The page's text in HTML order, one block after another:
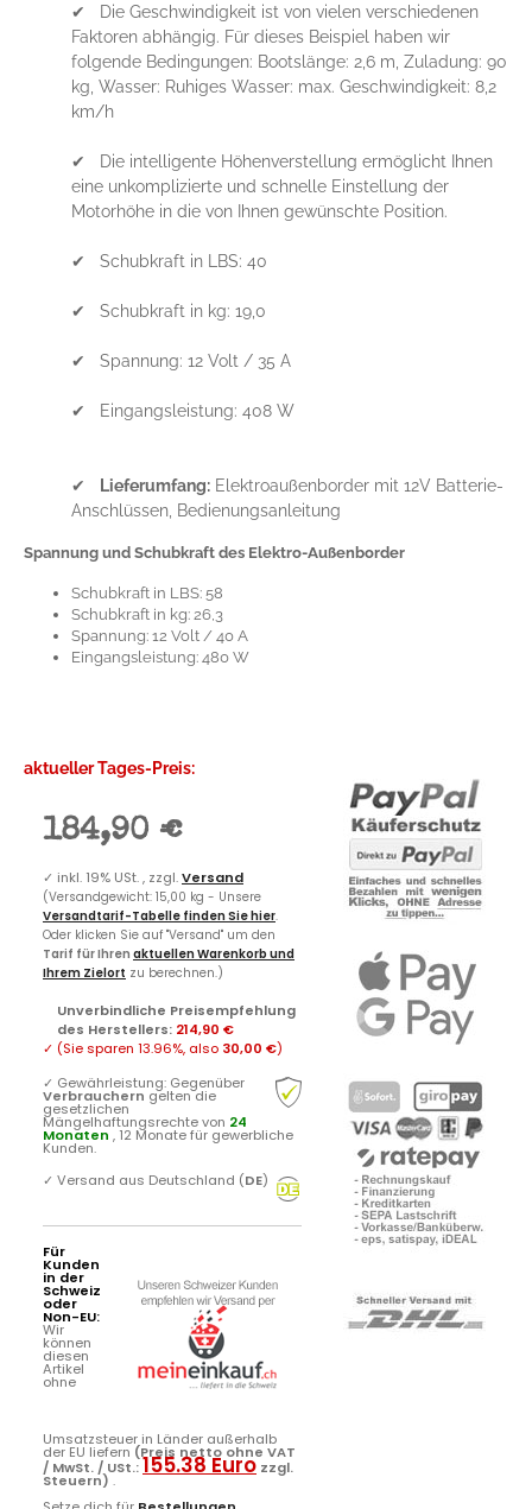
✔ Die Geschwindigkeit ist von vielen verschiedenen
Faktoren abhängig. Für dieses Beispiel haben wir
folgende Bedingungen: Bootslänge: 2,6 m, Zuladung: 90
kg, Wasser: Ruhiges Wasser: max. Geschwindigkeit: 8,2
km/h
✔ Die intelligente Höhenverstellung ermöglicht Ihnen
eine unkomplizierte und schnelle Einstellung der
Motorhöhe in die von Ihnen gewünschte Position.
✔ Schubkraft in LBS: 40
✔ Schubkraft in kg: 19,0
✔ Spannung: 12 Volt / 35 A
✔ Eingangsleistung: 408 W
✔ Lieferumfang: Elektroaußenborder mit 12V Batterie-
Anschlüssen, Bedienungsanleitung
Spannung und Schubkraft des Elektro-Außenborder
Schubkraft in LBS: 58
Schubkraft in kg: 26,3
Spannung: 12 Volt / 40 A
Eingangsleistung: 480 W
aktueller Tages-Preis:
184,90 €
✓ inkl. 19% USt. , zzgl.Versand
(Versandgewicht: 15,00 kg - Unsere
Versandtarif-Tabelle finden Sie hier.
Oder klicken Sie auf "Versand" um den
Tarif für Ihren aktuellen Warenkorb und
Ihrem Zielort zu berechnen.)
Unverbindliche Preisempfehlung
des Herstellers: 214,90 €
✓ (Sie sparen 13.96%, also 30,00 €)
✓ Gewährleistung: Gegenüber
Verbrauchern gelten die
gesetzlichen
Mängelhaftungsrechte von 24
Monaten , 12 Monate für gewerbliche
Kunden.
✓ Versand aus Deutschland (DE)
Für
Kunden
in der
Schweiz
oder
Non-EU:
Wir
können
diesen
Artikel
ohne
Umsatzsteuer in Länder außerhalb
der EU liefern (Preis netto ohne VAT
/ MwSt. / USt.:155.38 Euro zzgl.
Steuern) .